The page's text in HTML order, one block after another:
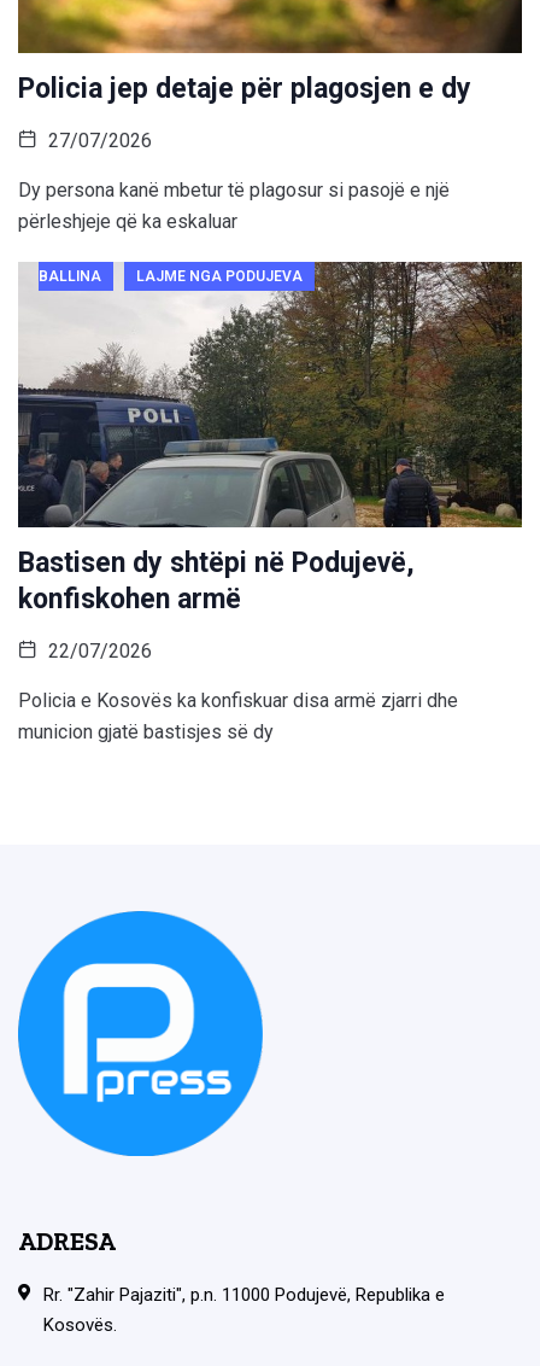
Policia jep detaje për plagosjen e dy
27/07/2026
Dy persona kanë mbetur të plagosur si pasojë e një
përleshjeje që ka eskaluar
BALLINA LAJME NGA PODUJEVA
Bastisen dy shtëpi në Podujevë,
konfiskohen armë
22/07/2026
Policia e Kosovës ka konfiskuar disa armë zjarri dhe
municion gjatë bastisjes së dy
ADRESA
Rr. "Zahir Pajaziti", p.n. 11000 Podujevë, Republika e
Kosovës.